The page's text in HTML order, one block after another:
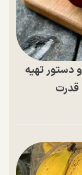
دستور تهیه
قدرت